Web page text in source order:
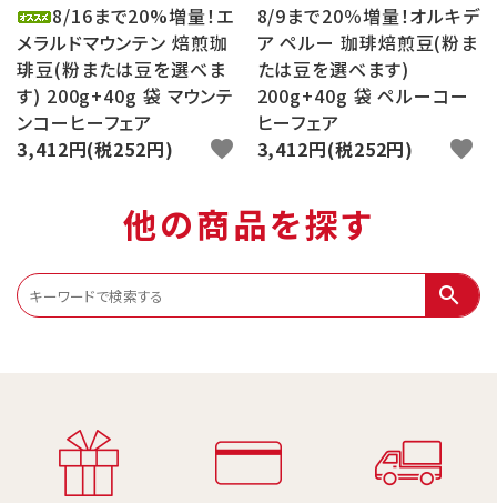
8/16まで20%増量！エ
メラルドマウンテン 焙煎珈
琲豆(粉または豆を選べま
す) 200g+40g 袋 マウンテ
ンコーヒーフェア
3,412円(税252円)
favorite
8/9まで20％増量！オルキデ
ア ペルー 珈琲焙煎豆(粉ま
たは豆を選べます)
200g+40g 袋 ペルーコー
ヒーフェア
3,412円(税252円)
favorite
他の商品を探す
search